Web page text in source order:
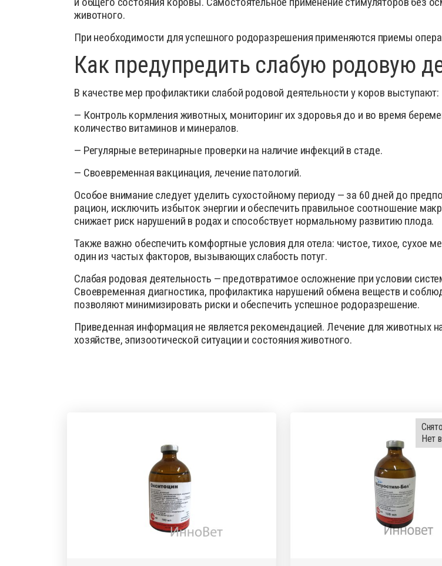
животного.
При необходимости для успешного родоразрешения применяются приемы
Как предупредить слабую родовую
В качестве мер профилактики слабой родовой деятельности у коров выступают:
— Контроль кормления животных, мониторинг их здоровья до и во время
количество витаминов и минералов.
— Регулярные ветеринарные проверки на наличие инфекций в стаде.
— Своевременная вакцинация, лечение патологий.
Особое внимание следует уделить сухостойному периоду — за 60 дней до
рацион, исключить избыток энергии и обеспечить правильное соотношение
снижает риск нарушений в родах и способствует нормальному развитию плода.
Также важно обеспечить комфортные условия для отела: чистое, тихое, сухое
один из частых факторов, вызывающих слабость потуг.
Слабая родовая деятельность — предотвратимое осложнение при условии
Своевременная диагностика, профилактика нарушений обмена веществ и
позволяют минимизировать риски и обеспечить успешное родоразрешение.
Приведенная информация не является рекомендацией. Лечение для животных
хозяйстве, эпизоотической ситуации и состояния животного.
Нет